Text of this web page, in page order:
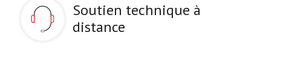
Soutien technique à
distance